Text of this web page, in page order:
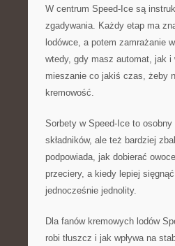
W centrum Speed-Ice są
zgadywania. Każdy etap ma
lodówce, a potem zamrażanie
wtedy, gdy masz automat, jak
mieszanie co jakiś czas, żeby
kremowość.
Sorbety w Speed-Ice to
składników, ale też bardziej
podpowiada, jak dobierać
przeciery, a kiedy lepiej
jednocześnie jednolity.
Dla fanów kremowych lodów
robi tłuszcz i jak wpływa na